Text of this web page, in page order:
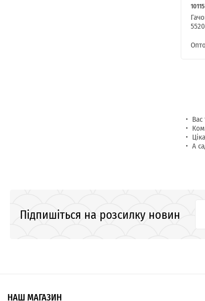
10115
А
Підпишіться на розсилку новин
НАШ МАГАЗИН